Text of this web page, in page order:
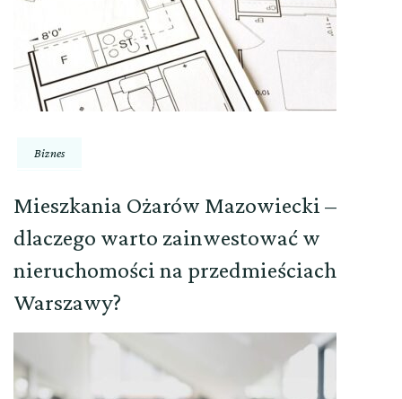
Biznes
Mieszkania Ożarów Mazowiecki –
dlaczego warto zainwestować w
nieruchomości na przedmieściach
Warszawy?